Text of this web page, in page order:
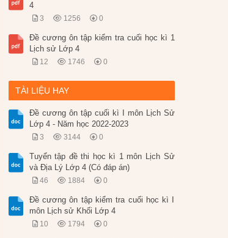
4
3 1256 0
Đề cương ôn tập kiểm tra cuối học kì 1
Lịch sử Lớp 4
12 1746 0
TÀI LIỆU HAY
Đề cương ôn tập cuối kì I môn Lịch Sử
Lớp 4 - Năm học 2022-2023
3 3144 0
Tuyển tập đề thi học kì 1 môn Lịch Sử
và Địa Lý Lớp 4 (Có đáp án)
46 1884 0
Đề cương ôn tập kiểm tra cuối học kì I
môn Lịch sử Khối Lớp 4
10 1794 0